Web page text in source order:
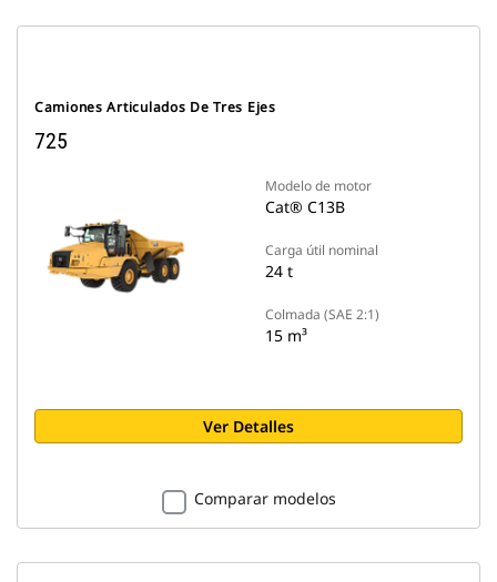
Camiones Articulados De Tres Ejes
725
Modelo de motor
Cat® C13B
Carga útil nominal
24 t
Colmada (SAE 2:1)
15 m³
Ver Detalles
Comparar modelos